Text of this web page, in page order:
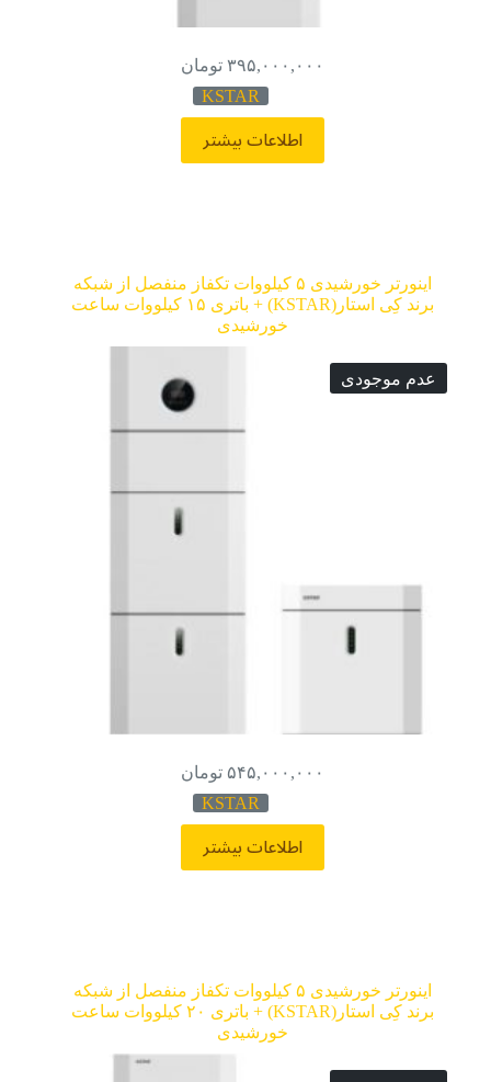
۳۹۵,۰۰۰,۰۰۰ تومان
KSTAR
اطلاعات بیشتر
اینورتر خورشیدی ۵ کیلووات تکفاز منفصل از شبکه
برند کِی استار(KSTAR) + باتری ۱۵ کیلووات ساعت
خورشیدی
عدم موجودی
۵۴۵,۰۰۰,۰۰۰ تومان
KSTAR
اطلاعات بیشتر
اینورتر خورشیدی ۵ کیلووات تکفاز منفصل از شبکه
برند کِی استار(KSTAR) + باتری ۲۰ کیلووات ساعت
خورشیدی